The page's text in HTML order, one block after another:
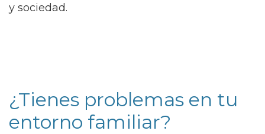
y sociedad.
¿Tienes problemas en tu
entorno familiar?